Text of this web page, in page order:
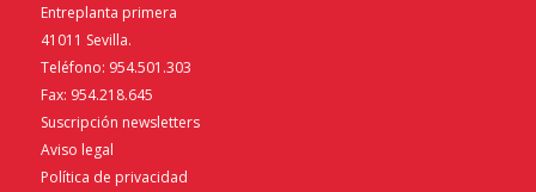
Entreplanta primera
41011 Sevilla.
Teléfono: 954.501.303
Fax: 954.218.645
Suscripción newsletters
Aviso legal
Política de privacidad